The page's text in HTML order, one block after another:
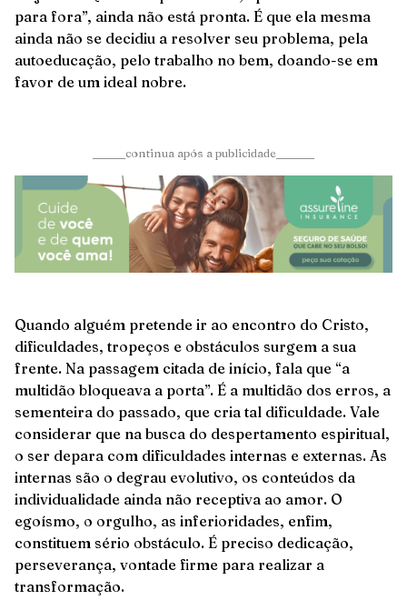
para fora”, ainda não está pronta. É que ela mesma
ainda não se decidiu a resolver seu problema, pela
autoeducação, pelo trabalho no bem, doando-se em
favor de um ideal nobre.
______continua após a publicidade_______
Quando alguém pretende ir ao encontro do Cristo,
dificuldades, tropeços e obstáculos surgem a sua
frente. Na passagem citada de início, fala que “a
multidão bloqueava a porta”. É a multidão dos erros, a
sementeira do passado, que cria tal dificuldade. Vale
considerar que na busca do despertamento espiritual,
o ser depara com dificuldades internas e externas. As
internas são o degrau evolutivo, os conteúdos da
individualidade ainda não receptiva ao amor. O
egoísmo, o orgulho, as inferioridades, enfim,
constituem sério obstáculo. É preciso dedicação,
perseverança, vontade firme para realizar a
transformação.